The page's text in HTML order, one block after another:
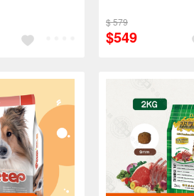
贈$200
$ 579
$549